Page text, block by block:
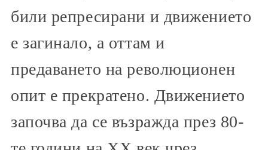
били репресирани и движението
е загинало, а оттам и
предаването на революционен
опит е прекратено. Движението
започва да се възражда през 80-